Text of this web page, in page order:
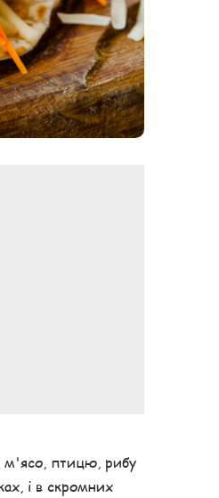
м'ясо, птицю, рибу
і в скромних